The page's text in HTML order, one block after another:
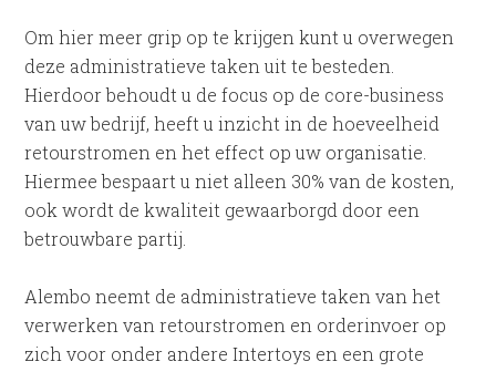
Om hier meer grip op te krijgen kunt u overwegen
deze administratieve taken uit te besteden.
Hierdoor behoudt u de focus op de core-business
van uw bedrijf, heeft u inzicht in de hoeveelheid
retourstromen en het effect op uw organisatie.
Hiermee bespaart u niet alleen 30% van de kosten,
ook wordt de kwaliteit gewaarborgd door een
betrouwbare partij.
Alembo neemt de administratieve taken van het
verwerken van retourstromen en orderinvoer op
zich voor onder andere Intertoys en een grote